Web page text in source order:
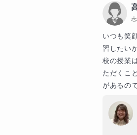
④｜手を動
数学が苦
まいがち
いるかを
繰り返し
ていきます
「質問し
質問の受
のを覚え
いつも笑
習したい
校の授業
ただくこ
があるの